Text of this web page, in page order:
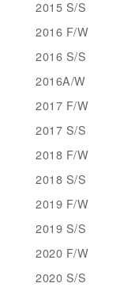
2015 S/S
2016 F/W
2016 S/S
2016A/W
2017 F/W
2017 S/S
2018 F/W
2018 S/S
2019 F/W
2019 S/S
2020 F/W
2020 S/S